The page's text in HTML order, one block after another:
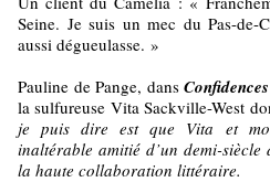
Seine. Je suis un mec du Pas-de-
aussi dégueulasse. »
Pauline de Pange, dans
la sulfureuse Vita Sackville-West
je puis dire est que Vita et
inaltérable amitié d’un demi-siècle
la haute collaboration littéraire.